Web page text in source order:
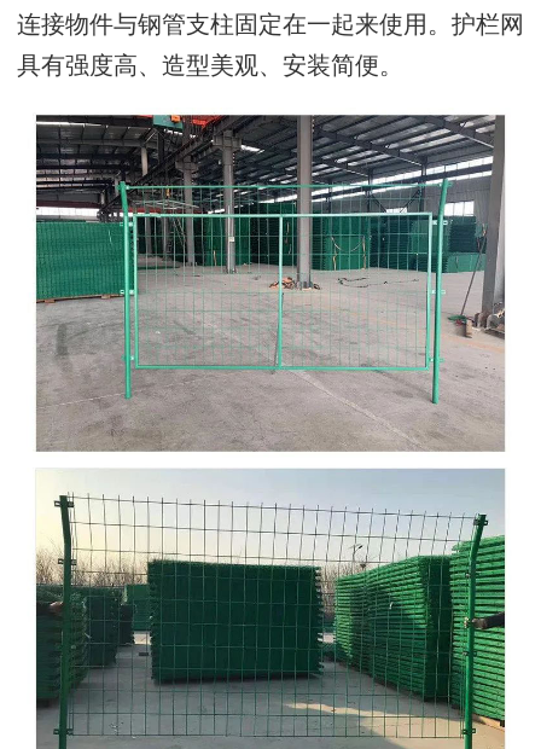
连接物件与钢管支柱固定在一起来使用。护栏网
具有强度高、造型美观、安装简便。